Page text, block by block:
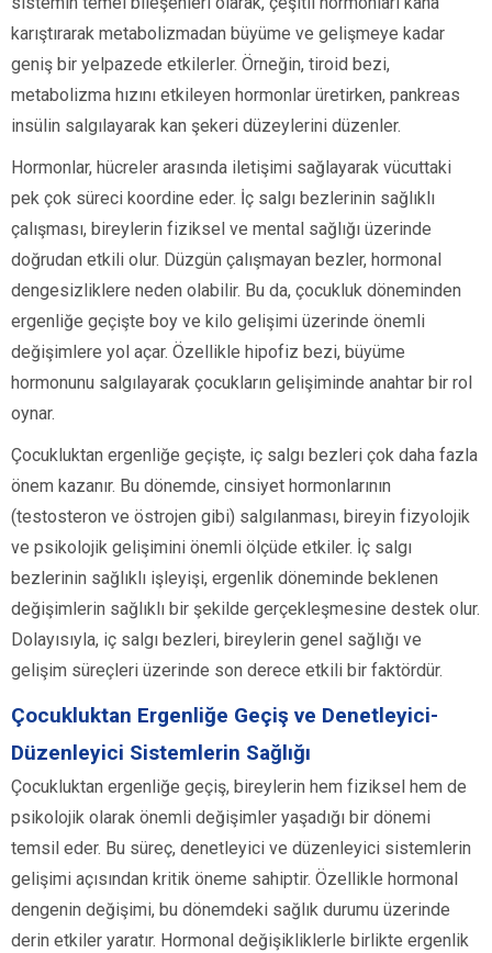
karıştırarak metabolizmadan büyüme ve gelişmeye kadar
geniş bir yelpazede etkilerler. Örneğin, tiroid bezi,
metabolizma hızını etkileyen hormonlar üretirken, pankreas
insülin salgılayarak kan şekeri düzeylerini düzenler.
Hormonlar, hücreler arasında iletişimi sağlayarak vücuttaki
pek çok süreci koordine eder. İç salgı bezlerinin sağlıklı
çalışması, bireylerin fiziksel ve mental sağlığı üzerinde
doğrudan etkili olur. Düzgün çalışmayan bezler, hormonal
dengesizliklere neden olabilir. Bu da, çocukluk döneminden
ergenliğe geçişte boy ve kilo gelişimi üzerinde önemli
değişimlere yol açar. Özellikle hipofiz bezi, büyüme
hormonunu salgılayarak çocukların gelişiminde anahtar bir rol
oynar.
Çocukluktan ergenliğe geçişte, iç salgı bezleri çok daha fazla
önem kazanır. Bu dönemde, cinsiyet hormonlarının
(testosteron ve östrojen gibi) salgılanması, bireyin fizyolojik
ve psikolojik gelişimini önemli ölçüde etkiler. İç salgı
bezlerinin sağlıklı işleyişi, ergenlik döneminde beklenen
değişimlerin sağlıklı bir şekilde gerçekleşmesine destek olur.
Dolayısıyla, iç salgı bezleri, bireylerin genel sağlığı ve
gelişim süreçleri üzerinde son derece etkili bir faktördür.
Çocukluktan Ergenliğe Geçiş ve Denetleyici-
Düzenleyici Sistemlerin Sağlığı
Çocukluktan ergenliğe geçiş, bireylerin hem fiziksel hem de
psikolojik olarak önemli değişimler yaşadığı bir dönemi
temsil eder. Bu süreç, denetleyici ve düzenleyici sistemlerin
gelişimi açısından kritik öneme sahiptir. Özellikle hormonal
dengenin değişimi, bu dönemdeki sağlık durumu üzerinde
derin etkiler yaratır. Hormonal değişikliklerle birlikte ergenlik